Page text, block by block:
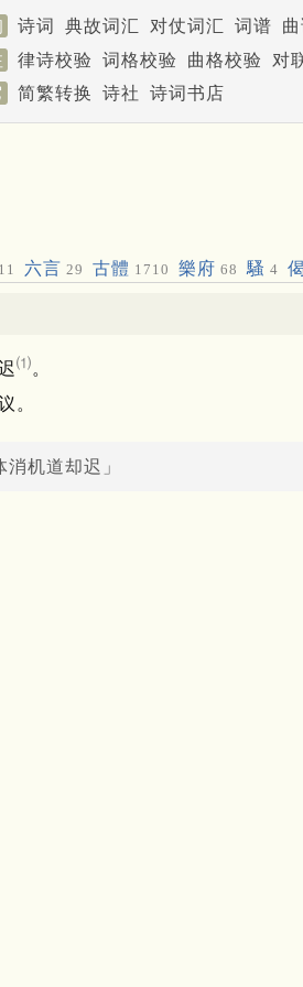
诗词 典故词汇 对仗词汇 词谱
律诗校验 词格校验 曲格校验 对
简繁转换 诗社 诗词书店
六言 29 古體 1710 樂府 68 騷 4 偈
⑴ 。
。
机道却迟」